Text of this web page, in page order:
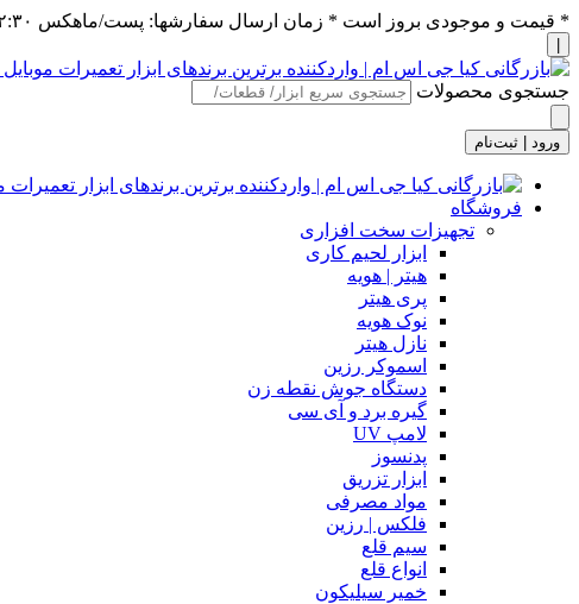
* قیمت و موجودی بروز است * زمان ارسال سفارشها: پست/ماهکس ١٢:٣٠ / تیپاکس ١۴:٠٠
جستجوی محصولات
ورود | ثبت‌نام
فروشگاه
تجهیزات سخت افزاری
ابزار لحیم کاری
هیتر | هویه
پری هیتر
نوک هویه
نازل هیتر
اسموکر رزین
دستگاه جوش نقطه زن
گیره برد و آی سی
لامپ UV
پدنسوز
ابزار تزریق
مواد مصرفی
فلکس | رزین
سیم قلع
انواع قلع
خمیر سیلیکون